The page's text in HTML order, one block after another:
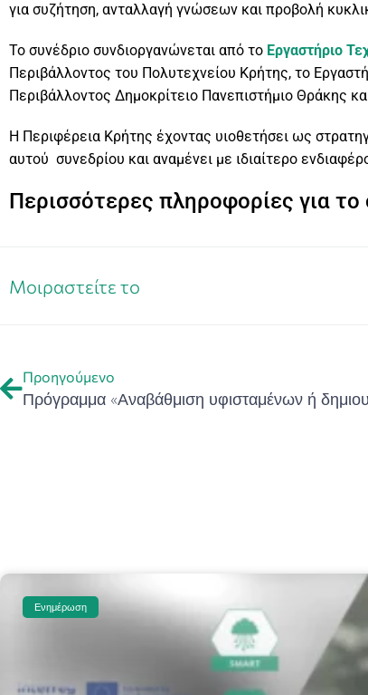
για συζήτηση, ανταλλαγή γνώσεων και προβολή
Το συνέδριο συνδιοργανώνεται από το Εργαστήριο
Περιβάλλοντος του Πολυτεχνείου Κρήτης, το
Περιβάλλοντος Δημοκρίτειο Πανεπιστήμιο Θράκης
Η Περιφέρεια Κρήτης έχοντας υιοθετήσει ως
αυτού συνεδρίου και αναμένει με ιδιαίτερο
Περισσότερες πληροφορίες για
Μοιραστείτε το
Προηγούμενο
Ενημέρωση